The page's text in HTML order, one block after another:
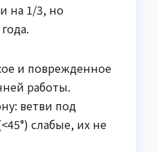
на 1/3, но
и поврежденное
работы.
ветви под
слабые, их не